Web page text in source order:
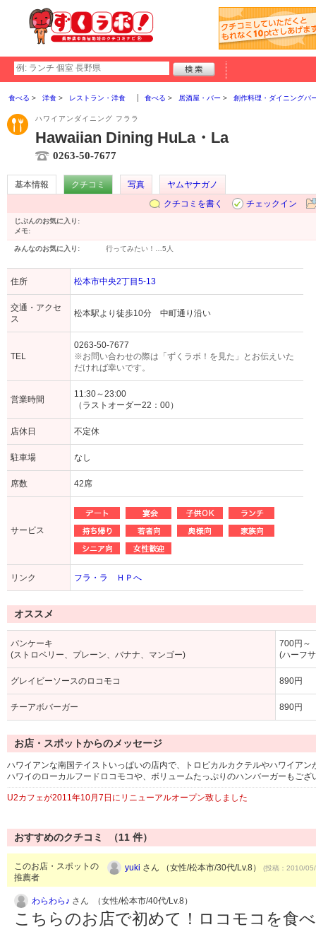
食べる 洋食 レストラン・洋食 食べる 居酒屋・バー 創作料理・ダイニングバ
ハワイアンダイニング フララ
Hawaiian Dining HuLa・La
0263-50-7677
基本情報 クチコミ 写真
ヤムヤナガノ
クチコミを書く
チェックイン
じぶんのお気に入り:
メモ:
みんなのお気に入り: 行ってみたい！… 5人
住所 松本市中央2丁目5-13
交通・アクセ
ス
松本駅より徒歩10分 中町通り沿い
TEL
0263-50-7677
※お問い合わせの際は「ずくラボ！を見た」とお伝えいた
だければ幸いです。
営業時間
11:30～23:00
（ラストオーダー22：00）
店休日 不定休
駐車場 なし
席数 42席
サービス
リンク フラ・ラ ＨＰへ
オススメ
パンケーキ
(ストロベリー、プレーン、バナナ、マンゴー)
700円～
(ハーフ
グレイビーソースのロコモコ 890円
チーアボバーガー 890円
お店・スポットからのメッセージ
ハワイアンな南国テイストいっぱいの店内で、トロピカルカクテルやハワイア
ハワイのローカルフードロコモコや、ボリュームたっぷりのハンバーガーもござ
U2カフェが2011年10月7日にリニューアルオープン致しました
おすすめのクチコミ （11 件）
このお店・スポットの
推薦者
yuki さん （女性/松本市/30代/Lv.8） (投稿：2010/
わらわら♪ さん （女性/松本市/40代/Lv.8）
こちらのお店で初めて！ロコモコを食